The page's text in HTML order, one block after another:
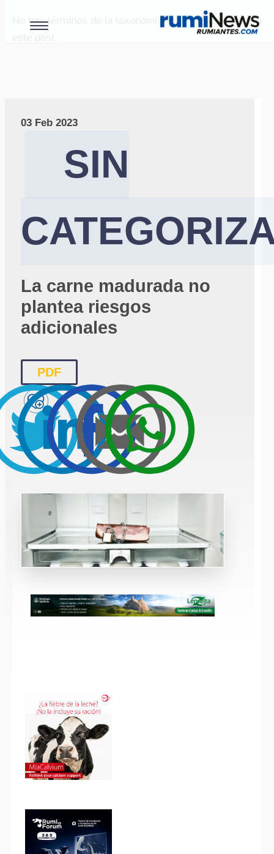
No hay términos de la taxonomía "paises" asociados a
03 Feb 2023
SIN
La carne madurada no
plantea riesgos
adicionales
PDF